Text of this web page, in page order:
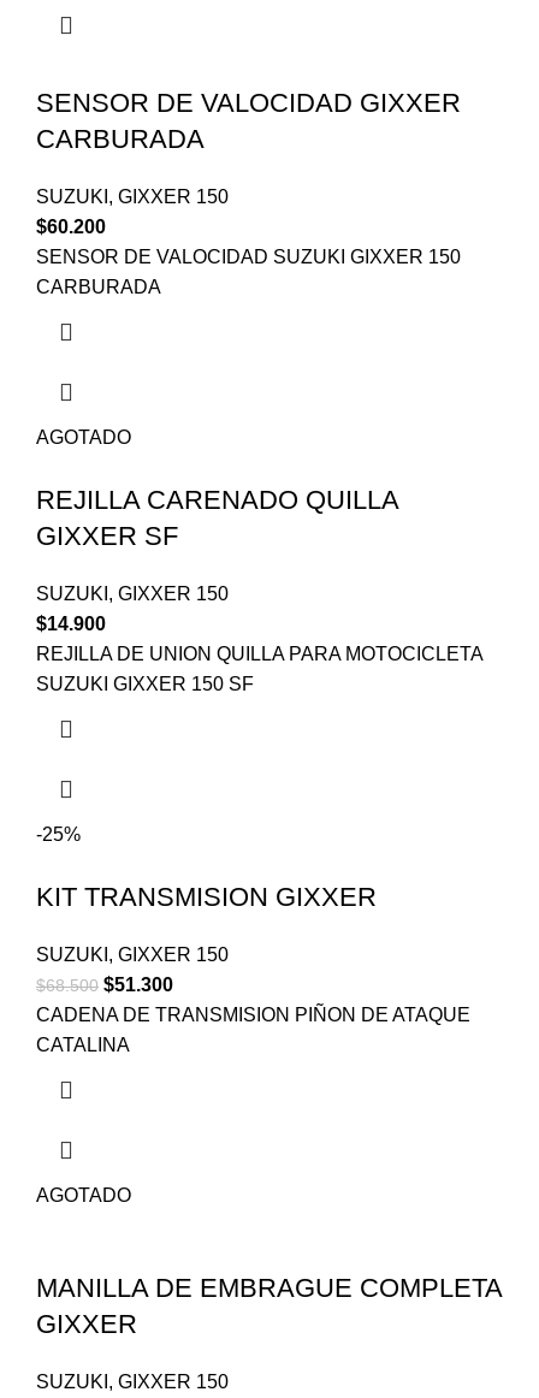
SENSOR DE VALOCIDAD GIXXER
CARBURADA
SUZUKI , GIXXER 150
$60.200
SENSOR DE VALOCIDAD SUZUKI GIXXER 150
CARBURADA
AGOTADO
REJILLA CARENADO QUILLA
GIXXER SF
SUZUKI , GIXXER 150
$14.900
REJILLA DE UNION QUILLA PARA MOTOCICLETA
SUZUKI GIXXER 150 SF
-25%
KIT TRANSMISION GIXXER
SUZUKI , GIXXER 150
$68.500 $51.300
CADENA DE TRANSMISION PIÑON DE ATAQUE
CATALINA
AGOTADO
MANILLA DE EMBRAGUE COMPLETA
GIXXER
SUZUKI , GIXXER 150